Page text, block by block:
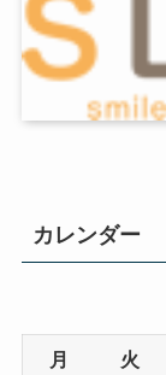
カレンダー
月 火